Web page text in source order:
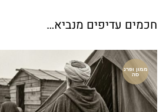
חכמים עדיפים מנביא…
ממון ופרנ
סה